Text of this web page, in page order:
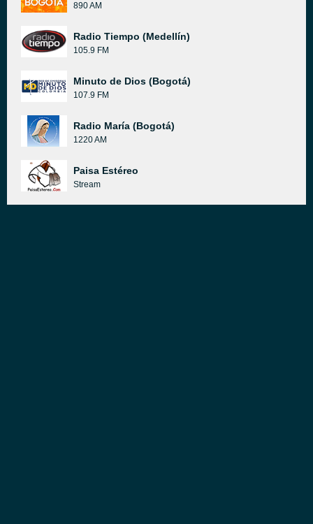
890 AM
Radio Tiempo (Medellín)
105.9 FM
Minuto de Dios (Bogotá)
107.9 FM
Radio María (Bogotá)
1220 AM
Paisa Estéreo
Stream